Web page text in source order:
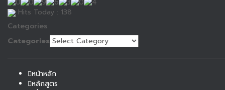
Hits Today : 138
Categories
Categories
หน้าหลัก
หลักสูตร